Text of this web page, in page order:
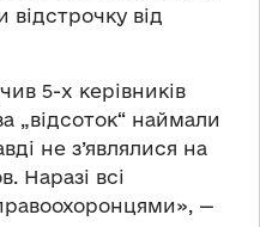
від
5-х керівників
„відсоток“ наймали
не з’являлися на
Наразі всі
—